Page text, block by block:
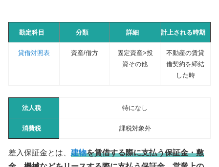
勘定科目 分類 詳細 計上される時期
貸借対照表 資産/借方
固定資産>投
資その他
不動産の賃貸
借契約を締結
した時
法人税 特になし
消費税 課税対象外
差入保証金とは、 建物を賃借する際に支払う保証金・敷